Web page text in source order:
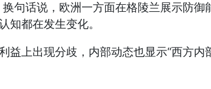
句话说，欧洲一方面在格陵兰展示防
知都在发生变化。
益上出现分歧，内部动态也显示“西方内